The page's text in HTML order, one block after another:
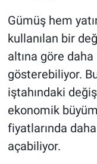
Gümüş hem
kullanılan bir
altına göre
gösterebiliyor.
iştahındaki
ekonomik
fiyatlarında
açabiliyor.